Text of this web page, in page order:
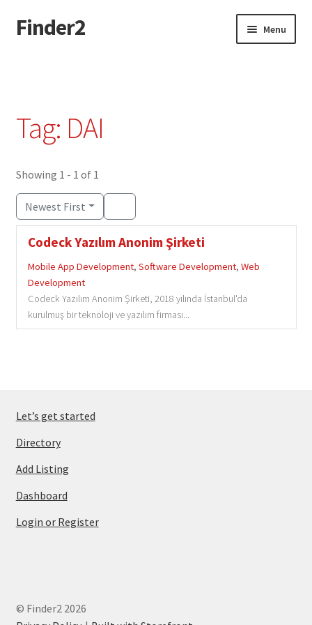
Skip
to
Skip
to
Finder2 Menu
Tag: DAI
Showing 1 - 1 of 1
Newest First
Codeck Yazılım Anonim Şirketi
Mobile App Development, Software Development, Web
Development
Codeck Yazılım Anonim Şirketi, 2018 yılında İstanbul'da
kurulmuş bir teknoloji ve yazılım firması...
Let’s get started
Directory
Add Listing
Dashboard
Login or Register
© Finder2 2026